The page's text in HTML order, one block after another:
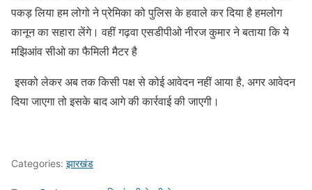
पकड़ लिया हम लोगो ने प्रेमिका को पुलिस के हवाले कर दिया है हमलोग
कानून का सहारा लेंगे। वहीं गढ़वा एसडीपीओ नीरज कुमार ने बताया कि ये
मझिआंव सीओ का फैमिली मैटर है
इसको लेकर अब तक किसी पक्ष से कोई आवेदन नहीं आया है, अगर आवेदन
दिया जाएगा तो इसके बाद आगे की कार्रवाई की जाएगी।
Categories: झारखंड